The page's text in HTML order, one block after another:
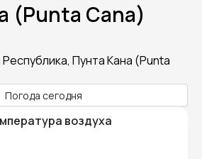
(Punta Cana)
Пунта Кана (Punta
Погода сегодня
воздуха